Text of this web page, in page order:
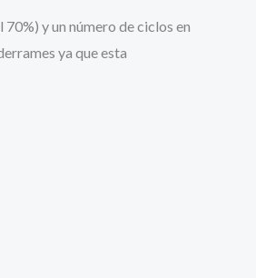
y un número de ciclos en
ya que esta